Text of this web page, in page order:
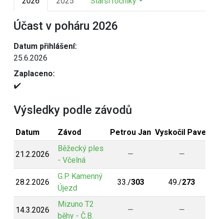
Účast v poháru 2026
Datum přihlášení:
25.6.2026
Zaplaceno:
✔️
Výsledky podle závodů
Datum Závod Petrou Jan Vyskočil Pavel
21.2.2026
Běžecký ples
- Včelná
— —
28.2.2026
G.P. Kamenný
Újezd
33./303 49./273
14.3.2026
Mizuno T2
běhy - Č.B.
— —